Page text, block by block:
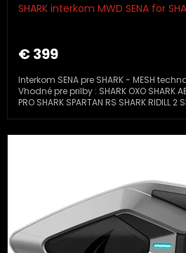
SHARK interkom MWD SENA for
€ 399
Interkom SENA pre SHARK - MESH
Vhodné pre prilby : SHARK OXO SHARK
PRO SHARK SPARTAN RS SHARK RIDILL 2